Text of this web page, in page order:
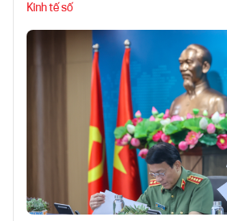
Kinh tế số